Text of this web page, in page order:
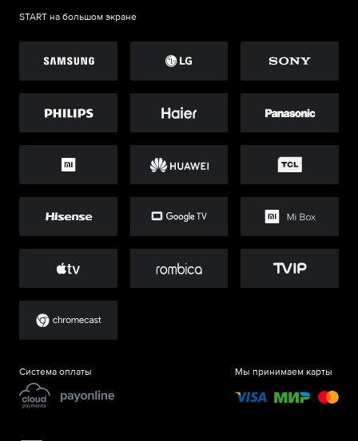
START на большом экране
Система оплаты Мы принимаем карты